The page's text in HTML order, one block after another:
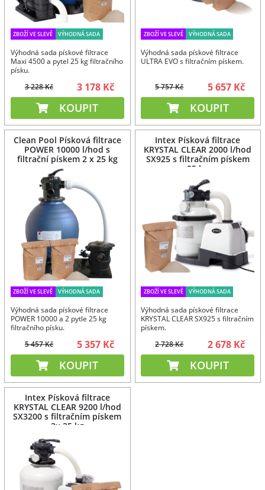
ZBOŽÍ VE SLEVĚ VÝHODNÁ SADA
Výhodná sada pískové filtrace
Maxi 4500 a pytel 25 kg filtračního
písku.
3 228 Kč
3 178 Kč
KOUPIT
ZBOŽÍ VE SLEVĚ VÝHODNÁ SADA
Výhodná sada pískové filtrace
ULTRA EVO s filtračním pískem.
5 757 Kč 5 657 Kč
KOUPIT
Clean Pool Písková filtrace
POWER 10000 l/hod s
filtrační pískem 2 x 25 kg
ZBOŽÍ VE SLEVĚ VÝHODNÁ SADA
Výhodná sada pískové filtrace
POWER 10000 a 2 pytle 25 kg
filtračního písku.
5 457 Kč
5 357 Kč
KOUPIT
Intex Písková filtrace
KRYSTAL CLEAR 2000 l/hod
SX925 s filtračním pískem
25 kg
ZBOŽÍ VE SLEVĚ VÝHODNÁ SADA
Výhodná sada pískové filtrace
KRYSTAL CLEAR SX925 s filtračním
pískem.
2 728 Kč
2 678 Kč
KOUPIT
Intex Písková filtrace
KRYSTAL CLEAR 9200 l/hod
SX3200 s filtračním pískem
2x 25 kg